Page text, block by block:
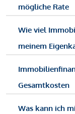
mögliche Rate
Wie viel
meinem
Gesamtkosten
Was kann ich